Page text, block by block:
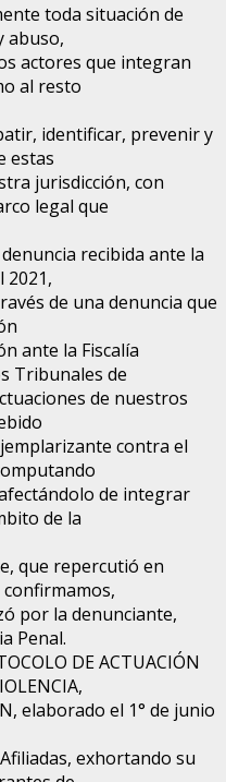
toda situación de
abuso,
actores que integran
al resto
identificar, prevenir y
estas
jurisdicción, con
legal que
recibida ante la
2021,
de una denuncia que
ante la Fiscalía
Tribunales de
de nuestros
contra el
de integrar
de la
que repercutió en
por la denunciante,
Penal.
DE ACTUACIÓN
elaborado el 1° de junio
exhortando su